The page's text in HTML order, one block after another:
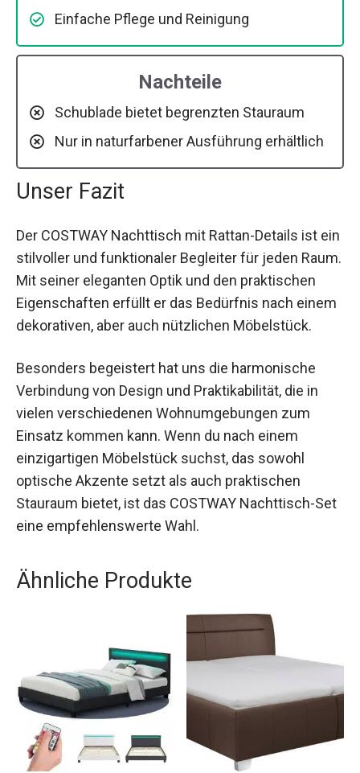
Einfache Pflege und Reinigung
Nachteile
Schublade bietet begrenzten Stauraum
Nur in naturfarbener Ausführung erhältlich
Unser Fazit
Der COSTWAY Nachttisch mit Rattan-Details ist ein
stilvoller und funktionaler Begleiter für jeden Raum.
Mit seiner eleganten Optik und den praktischen
Eigenschaften erfüllt er das Bedürfnis nach einem
dekorativen, aber auch nützlichen Möbelstück.
Besonders begeistert hat uns die harmonische
Verbindung von Design und Praktikabilität, die in
vielen verschiedenen Wohnumgebungen zum
Einsatz kommen kann. Wenn du nach einem
einzigartigen Möbelstück suchst, das sowohl
optische Akzente setzt als auch praktischen
Stauraum bietet, ist das COSTWAY Nachttisch-Set
eine empfehlenswerte Wahl.
Ähnliche Produkte